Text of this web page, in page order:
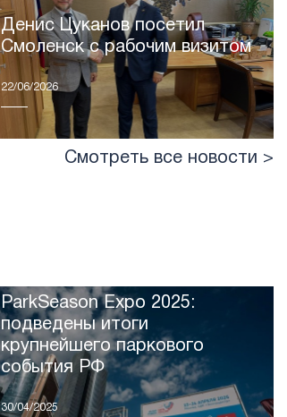
Денис Цуканов посетил
Смоленск с рабочим визитом
22/06/2026
Смотреть все новости >
ParkSeason Expo 2025:
подведены итоги
крупнейшего паркового
события РФ
30/04/2025